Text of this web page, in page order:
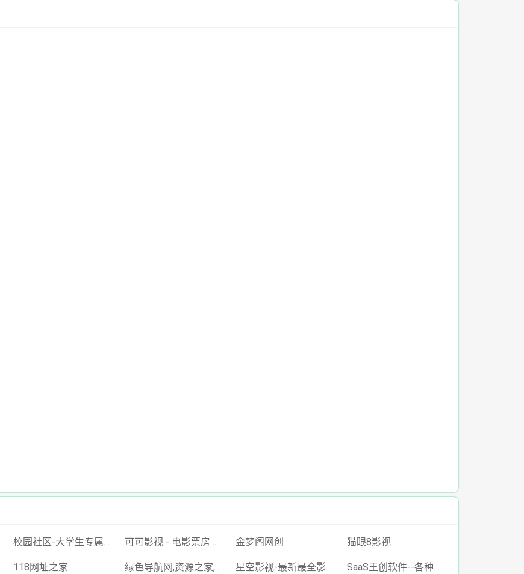
校园社区-大学生专属的校园交友平台 可可影视 - 电影票房排行榜,imdb评分,影评,找最好看的影视 金梦阁网创 猫眼8影视
118网址之家 绿色导航网,资源之家,搜索大全,绿色软件,资源快讯,安全的专业导航站 星空影视-最新最全影视免费在线观看 SaaS王创软件--各种小程序个人博客企业网站搭建-小红书/抖音/快手全自动引流获客工具-王创科技